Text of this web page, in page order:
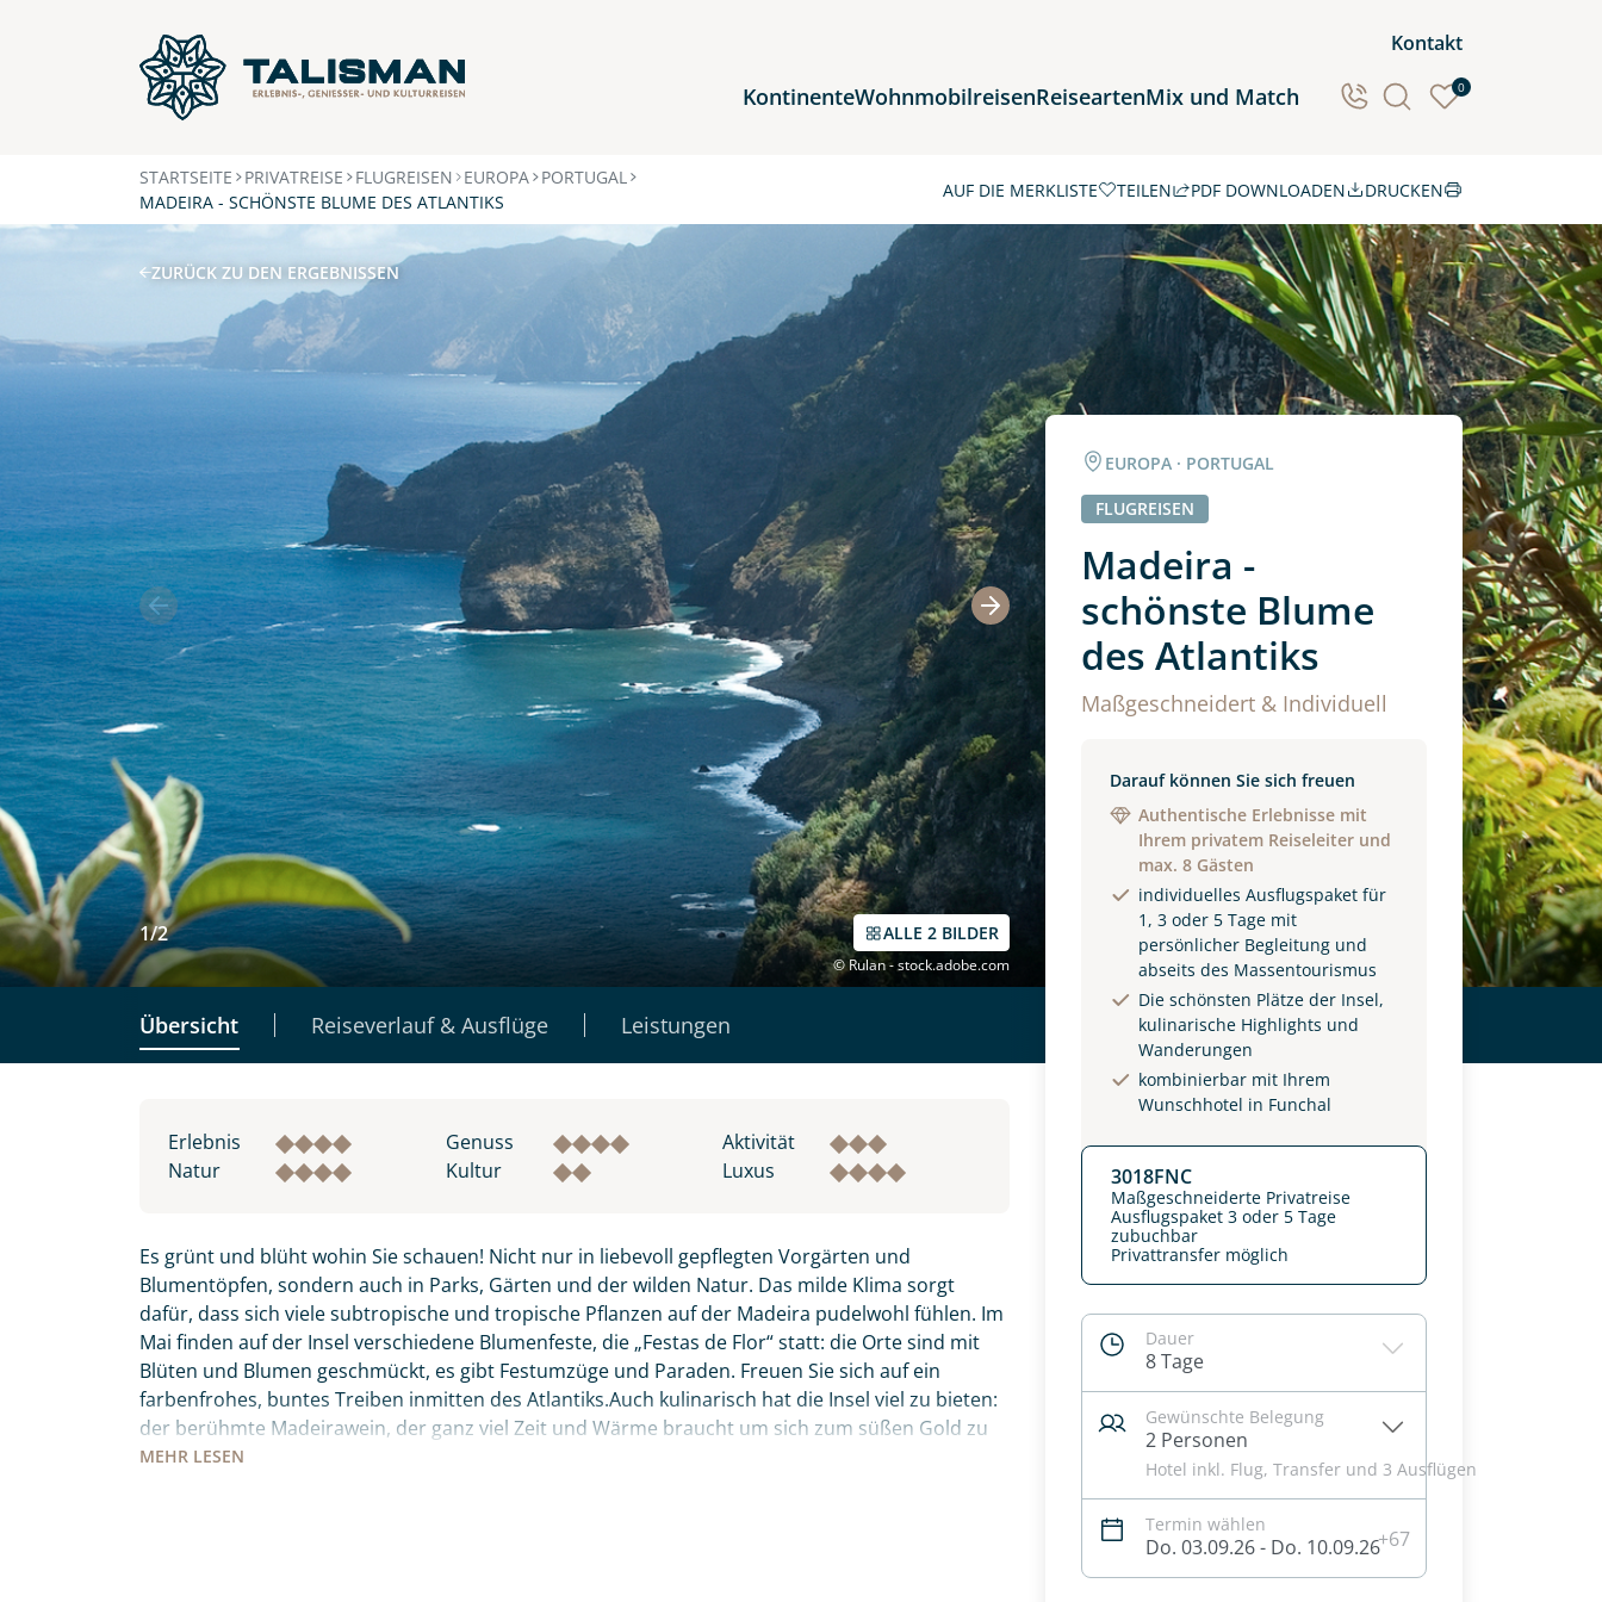
Kontakt
KontinenteWohnmobilreisenReiseartenMix und Match 0
Reiseziele
Afrika
Asien
Europa
Nordamerika
Ozeanien
Südamerika
STARTSEITE PRIVATREISE FLUGREISEN EUROPA PORTUGAL
MADEIRA - SCHÖNSTE BLUME DES ATLANTIKS
AUF DIE MERKLISTE TEILEN PDF DOWNLOADEN DRUCKEN
ZURÜCK ZU DEN ERGEBNISSEN
1/2 ALLE 2 BILDER
© Rulan - stock.adobe.com
Übersicht Reiseverlauf & Ausflüge Leistungen
EUROPA · PORTUGAL
FLUGREISEN
Madeira -
schönste Blume
des Atlantiks
Maßgeschneidert & Individuell
Darauf können Sie sich freuen
Authentische Erlebnisse mit
Ihrem privatem Reiseleiter und
max. 8 Gästen
individuelles Ausflugspaket für
1, 3 oder 5 Tage mit
persönlicher Begleitung und
abseits des Massentourismus
Die schönsten Plätze der Insel,
kulinarische Highlights und
Wanderungen
kombinierbar mit Ihrem
Wunschhotel in Funchal
3018FNC
Maßgeschneiderte Privatreise
Ausflugspaket 3 oder 5 Tage
zubuchbar
Privattransfer möglich
Dauer
8 Tage
Gewünschte Belegung
2 Personen
Hotel inkl. Flug, Transfer und 3 Ausflügen
Termin wählen
Do. 03.09.26 - Do. 10.09.26+67
Erlebnis Genuss
Aktivität
Natur
Kultur Luxus
MEHR LESEN
Es grünt und blüht wohin Sie schauen! Nicht nur in liebevoll gepflegten Vorgärten und
Blumentöpfen, sondern auch in Parks, Gärten und der wilden Natur. Das milde Klima sorgt
dafür, dass sich viele subtropische und tropische Pflanzen auf der Madeira pudelwohl fühlen. Im
Mai finden auf der Insel verschiedene Blumenfeste, die „Festas de Flor“ statt: die Orte sind mit
Blüten und Blumen geschmückt, es gibt Festumzüge und Paraden. Freuen Sie sich auf ein
farbenfrohes, buntes Treiben inmitten des Atlantiks.Auch kulinarisch hat die Insel viel zu bieten:
der berühmte Madeirawein, der ganz viel Zeit und Wärme braucht um sich zum süßen Gold zu
wandeln. Der „Peixe Espada Preto“ – schwarzer Degenfisch, den Sie bitte zunächst probieren,